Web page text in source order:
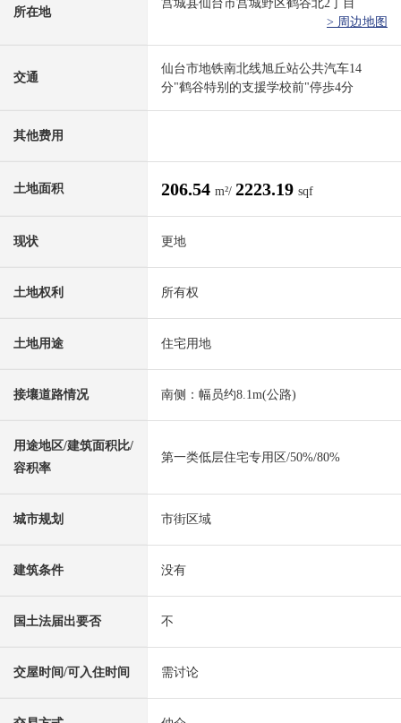
所在地
宫城县仙台市宫城野区鹤谷北2丁目
> 周边地图
交通
仙台市地铁南北线旭丘站公共汽车14
分"鹤谷特别的支援学校前"停歩4分
其他费用
土地面积 206.54 m²/ 2223.19 sqf
现状 更地
土地权利 所有权
土地用途 住宅用地
接壤道路情况 南侧：幅员约8.1m(公路)
用途地区/建筑面积比/
容积率
第一类低层住宅专用区/50%/80%
城市规划 市街区域
建筑条件 没有
国土法届出要否 不
交屋时间/可入住时间 需讨论